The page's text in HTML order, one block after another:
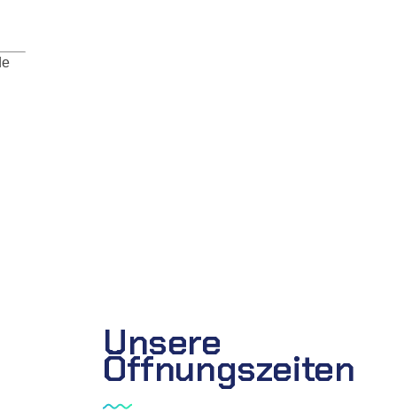
Unsere
Öffnungszeiten